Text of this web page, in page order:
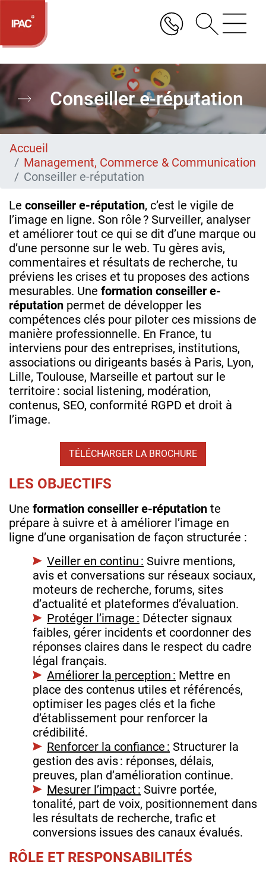
Aller
contenu
Conseiller e-réputation
Accueil
Management, Commerce & Communication
Conseiller e-réputation
Le conseiller e‑réputation, c’est le vigile de
l’image en ligne. Son rôle ? Surveiller, analyser
et améliorer tout ce qui se dit d’une marque ou
d’une personne sur le web. Tu gères avis,
commentaires et résultats de recherche, tu
préviens les crises et tu proposes des actions
mesurables. Une formation conseiller e-
réputation permet de développer les
compétences clés pour piloter ces missions de
manière professionnelle. En France, tu
interviens pour des entreprises, institutions,
associations ou dirigeants basés à Paris, Lyon,
Lille, Toulouse, Marseille et partout sur le
territoire : social listening, modération,
contenus, SEO, conformité RGPD et droit à
l’image.
TÉLÉCHARGER LA BROCHURE
LES OBJECTIFS
Une formation conseiller e-réputation te
prépare à suivre et à améliorer l’image en
ligne d’une organisation de façon structurée :
Veiller en continu : Suivre mentions,
avis et conversations sur réseaux sociaux,
moteurs de recherche, forums, sites
d’actualité et plateformes d’évaluation.
Protéger l’image : Détecter signaux
faibles, gérer incidents et coordonner des
réponses claires dans le respect du cadre
légal français.
Améliorer la perception : Mettre en
place des contenus utiles et référencés,
optimiser les pages clés et la fiche
d’établissement pour renforcer la
crédibilité.
Renforcer la confiance : Structurer la
gestion des avis : réponses, délais,
preuves, plan d’amélioration continue.
Mesurer l’impact : Suivre portée,
tonalité, part de voix, positionnement dans
les résultats de recherche, trafic et
conversions issues des canaux évalués.
RÔLE ET RESPONSABILITÉS